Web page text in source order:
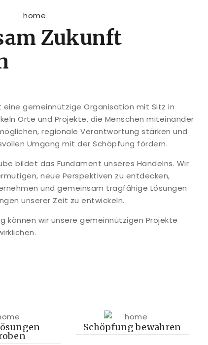
Zukunft
eine gemeinnützige Organisation mit Sitz in
Orte und Projekte, die Menschen miteinander
regionale Verantwortung stärken und
Umgang mit der Schöpfung fördern.
bildet das Fundament unseres Handelns. Wir
neue Perspektiven zu entdecken,
und gemeinsam tragfähige Lösungen
unserer Zeit zu entwickeln.
können wir unsere gemeinnützigen Projekte
Schöpfung bewahren